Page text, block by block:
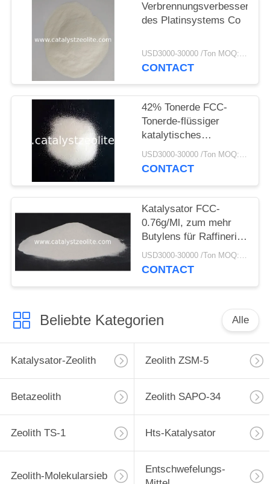
Verbrennungsverbesserer
des Platinsystems Co
USD3000-30000 /Ton MOQ:1 Kilogramm
CONTACT
42% Tonerde FCC-
Tonerde-flüssiger
katalytisches
Knackenkatalysator
USD3000-30000 /Ton MOQ:1 Kilogramm
CONTACT
Katalysator FCC-
0.76g/Ml, zum mehr
Butylens für Raffinerien
zu liefern
USD3000-30000 /Ton MOQ:1 Kilogramm
CONTACT
Beliebte Kategorien Alle
Katalysator-Zeolith Zeolith ZSM-5
Betazeolith Zeolith SAPO-34
Zeolith TS-1 Hts-Katalysator
Zeolith-Molekularsieb
Entschwefelungs-